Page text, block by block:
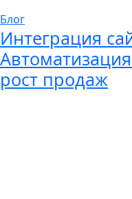
Блог
Интеграция
рост продаж